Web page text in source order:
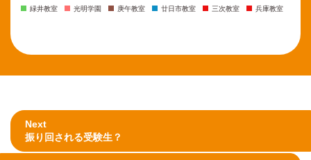
緑井教室 光明学園 庚午教室 廿日市教室 三次教室 兵庫教室
Next
振り回される受験生？